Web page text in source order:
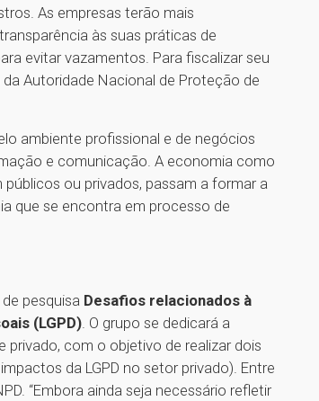
As empresas terão mais
às suas práticas de
evitar vazamentos. Para fiscalizar seu
Autoridade Nacional de Proteção de
ambiente profissional e de negócios
e comunicação. A economia como
ou privados, passam a formar a
que se encontra em processo de
pesquisa Desafios relacionados à
(LGPD) . O grupo se dedicará a
privado, com o objetivo de realizar dois
da LGPD no setor privado). Entre
“Embora ainda seja necessário refletir